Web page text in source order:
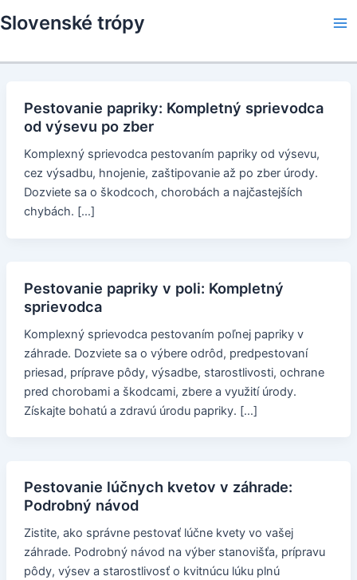
to
Slovenské trópy
Pestovanie papriky: Kompletný sprievodca
od výsevu po zber
Komplexný sprievodca pestovaním papriky od výsevu,
cez výsadbu, hnojenie, zaštipovanie až po zber úrody.
Dozviete sa o škodcoch, chorobách a najčastejších
chybách. […]
Pestovanie papriky v poli: Kompletný
sprievodca
Komplexný sprievodca pestovaním poľnej papriky v
záhrade. Dozviete sa o výbere odrôd, predpestovaní
priesad, príprave pôdy, výsadbe, starostlivosti, ochrane
pred chorobami a škodcami, zbere a využití úrody.
Získajte bohatú a zdravú úrodu papriky. […]
Pestovanie lúčnych kvetov v záhrade:
Podrobný návod
Zistite, ako správne pestovať lúčne kvety vo vašej
záhrade. Podrobný návod na výber stanovišťa, prípravu
pôdy, výsev a starostlivosť o kvitnúcu lúku plnú